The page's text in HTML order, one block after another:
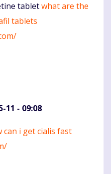
tabletwhat are the
tablets
11 - 09:08
can i get cialis fast